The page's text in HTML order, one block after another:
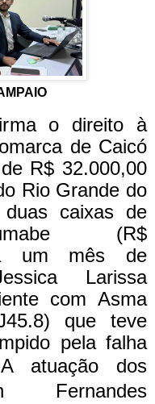
o direito à
de Caicó
R$ 32.000,00
Rio Grande do
caixas de
(R$
um mês de
Larissa
com Asma
que teve
pela falha
A atuação dos
Fernandes